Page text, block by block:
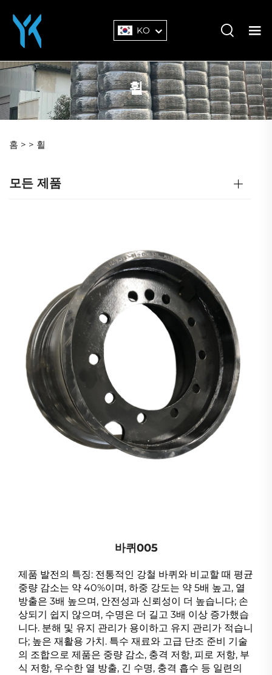
KO
휠
홈 > > 휠
모든 제품
바퀴005
제품 발전의 특징: 전통적인 강철 바퀴와 비교할 때 평균
중량 감소는 약 40%이며, 하중 강도는 약 5배 높고, 열
방출은 3배 높으며, 안전성과 신뢰성이 더 높습니다; 손
상되기 쉽지 않으며, 수명은 더 길고 3배 이상 증가했습
니다. 분해 및 유지 관리가 용이하고 유지 관리가 적습니
다; 높은 재활용 가치. 특수 재료와 고급 단조 준비 기술
의 조합으로 제품은 중량 감소, 충격 저항, 피로 저항, 부
식 저항, 우수한 열 방출, 긴 수명, 충격 흡수 등 일련의